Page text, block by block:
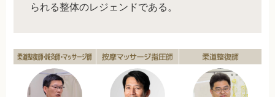
られる整体のレジェンドである。